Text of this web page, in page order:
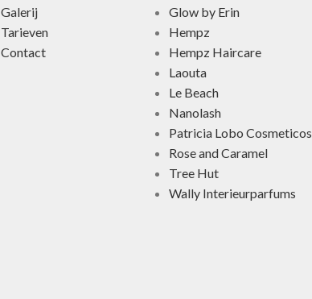
Galerij
Tarieven
Contact
Glow by Erin
Hempz
Hempz Haircare
Laouta
Le Beach
Nanolash
Patricia Lobo Cosmeticos
Rose and Caramel
Tree Hut
Wally Interieurparfums